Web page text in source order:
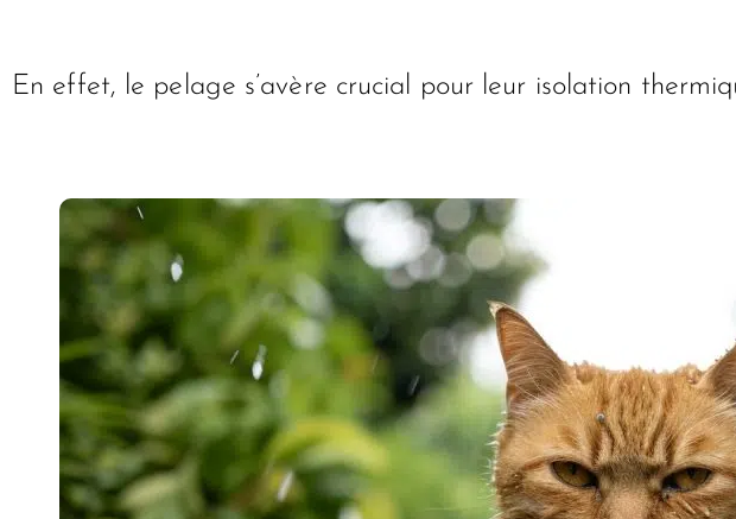
En effet, le pelage s’avère crucial pour leur isolation